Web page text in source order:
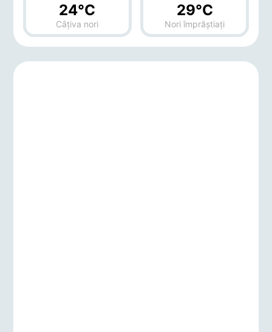
24°C
Câțiva nori
29°C
Nori împrăștiați